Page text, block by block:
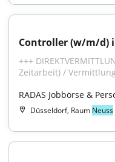
Controller (w/m/d)
+++
Zeitarbeit) /
RADAS Jobbörse &
Düsseldorf, Raum Neuss